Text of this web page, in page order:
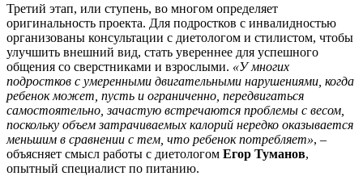
Третий этап, или ступень, во многом определяет
оригинальность проекта. Для подростков с инвалидностью
организованы консультации с диетологом и стилистом, чтобы
улучшить внешний вид, стать увереннее для успешного
общения со сверстниками и взрослыми. «У многих
подростков с умеренными двигательными нарушениями, когда
ребенок может, пусть и ограниченно, передвигаться
самостоятельно, зачастую встречаются проблемы с весом,
поскольку объем затрачиваемых калорий нередко оказывается
меньшим в сравнении с тем, что ребенок потребляет», –
объясняет смысл работы с диетологом Егор Туманов,
опытный специалист по питанию.